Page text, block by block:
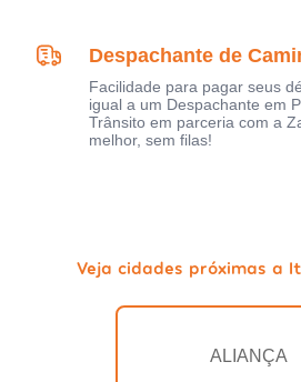
Despachante de
Facilidade para pagar seus
igual a um Despachante em
Trânsito em parceria com a
melhor, sem filas!
Veja cidades próximas a
ALIANÇA